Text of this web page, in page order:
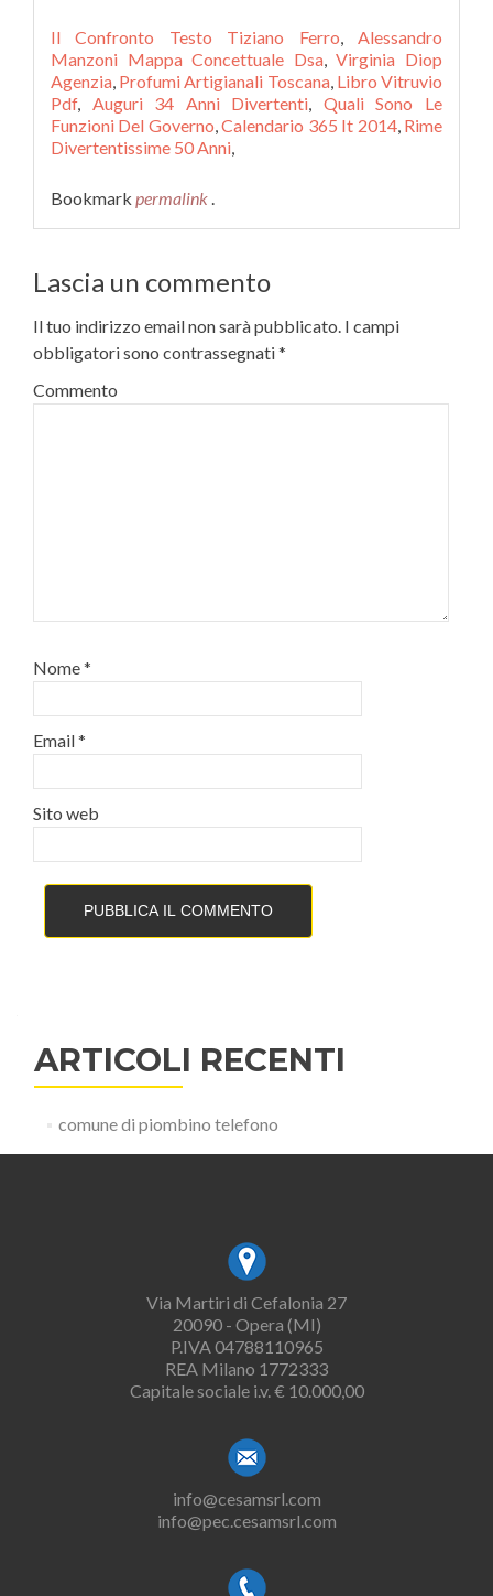
Il Confronto Testo Tiziano Ferro,Alessandro
Manzoni Mappa Concettuale Dsa,Virginia Diop
Agenzia, Profumi Artigianali Toscana, Libro Vitruvio
Pdf, Auguri 34 Anni Divertenti, Quali Sono Le
Funzioni Del Governo,Calendario 365 It 2014, Rime
Divertentissime 50 Anni,
Bookmark permalink .
Lascia un commento
Il tuo indirizzo email non sarà pubblicato. I campi
obbligatori sono contrassegnati*
Commento
Nome*
Email*
Sito web
ARTICOLI RECENTI
comune di piombino telefono
Via Martiri di Cefalonia 27
20090 - Opera (MI)
P.IVA 04788110965
REA Milano 1772333
Capitale sociale i.v. € 10.000,00
info@cesamsrl.com
info@pec.cesamsrl.com